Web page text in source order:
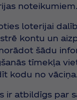
noteikumiem.
loterijai
kontu un
šādu
tīmekļa
kodu no vāciņa.
par